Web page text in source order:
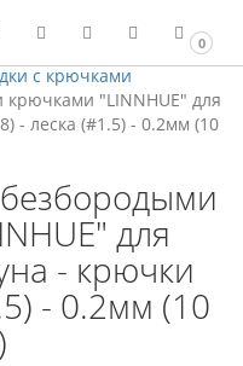
0
с крючками
"LINNHUE" для
- леска (#1.5) - 0.2мм (10
для
- крючки
- 0.2мм (10